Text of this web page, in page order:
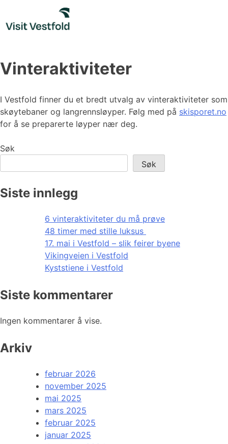
content
Vinteraktiviteter
I Vestfold finner du et bredt utvalg av vinteraktiviteter som
skøytebaner og langrennsløyper. Følg med på skisporet.no
for å se preparerte løyper nær deg.
Søk
Søk
Siste innlegg
6 vinteraktiviteter du må prøve
48 timer med stille luksus
17. mai i Vestfold – slik feirer byene
Vikingveien i Vestfold
Kyststiene i Vestfold
Siste kommentarer
Ingen kommentarer å vise.
Arkiv
februar 2026
november 2025
mai 2025
mars 2025
februar 2025
januar 2025